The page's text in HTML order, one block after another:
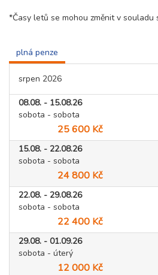
*Časy letů se mohou změnit v souladu
plná penze
srpen 2026
08.08. - 15.08.26
sobota - sobota
25 600 Kč
15.08. - 22.08.26
sobota - sobota
24 800 Kč
22.08. - 29.08.26
sobota - sobota
22 400 Kč
29.08. - 01.09.26
sobota - úterý
12 000 Kč